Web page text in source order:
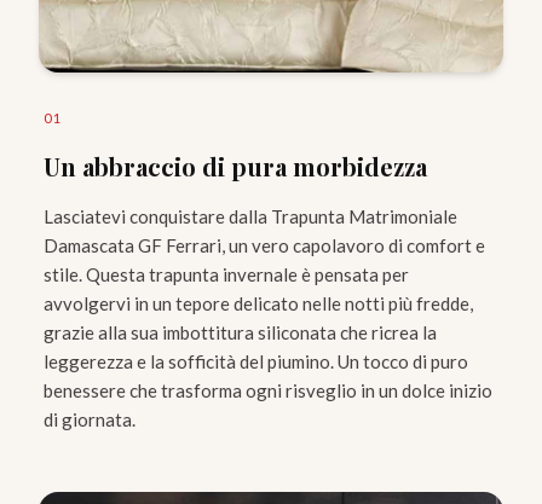
01
Un abbraccio di pura morbidezza
Lasciatevi conquistare dalla Trapunta Matrimoniale
Damascata GF Ferrari, un vero capolavoro di comfort e
stile. Questa trapunta invernale è pensata per
avvolgervi in un tepore delicato nelle notti più fredde,
grazie alla sua imbottitura siliconata che ricrea la
leggerezza e la sofficità del piumino. Un tocco di puro
benessere che trasforma ogni risveglio in un dolce inizio
di giornata.